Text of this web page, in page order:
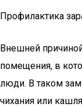
Профилактика
Внешней
помещения, в
люди. В таком
чихания или